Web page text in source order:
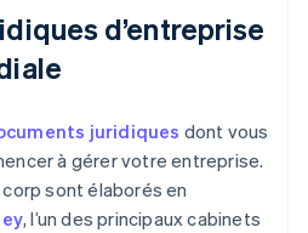
d’entreprise
juridiques dont vous
à gérer votre entreprise.
sont élaborés en
, l’un des principaux cabinets